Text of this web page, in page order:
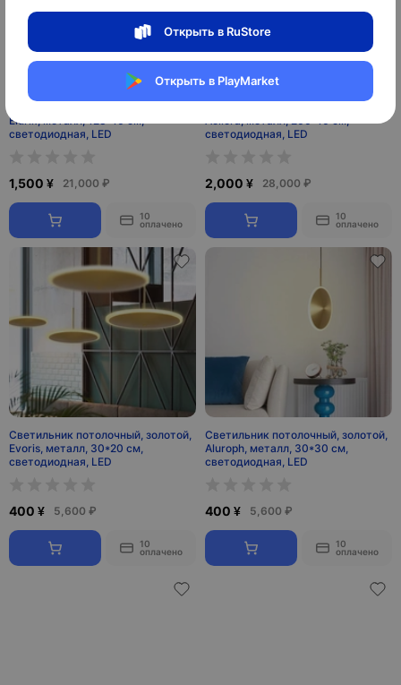
Открыть в RuStore
Открыть в PlayMarket
Elurix, металл, 128*10 см,
светодиодная, LED
1,500 ¥ 21,000 ₽
10
оплачено
Aeliora, металл, 200*10 см,
светодиодная, LED
2,000 ¥ 28,000 ₽
10
оплачено
Светильник потолочный, золотой,
Evoris, металл, 30*20 см,
светодиодная, LED
400 ¥ 5,600 ₽
10
оплачено
Светильник потолочный, золотой,
Aluroph, металл, 30*30 см,
светодиодная, LED
400 ¥ 5,600 ₽
10
оплачено